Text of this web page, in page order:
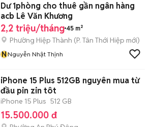
Dư 1phòng cho thuê gần ngân hàng
acb Lê Văn Khương
2,2 triệu/tháng 45 m²
Phường Hiệp Thành (P. Tân Thới Hiệp mới)
NNguyễn Nhật Thịnh
iPhone 15 Plus 512GB nguyên mua từ
đầu pin zin tôt
iPhone 15 Plus 512 GB
15.500.000 đ